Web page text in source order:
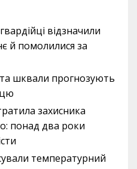
відзначили
й помолилися за
шквали прогнозують
захисника
понад два роки
температурний